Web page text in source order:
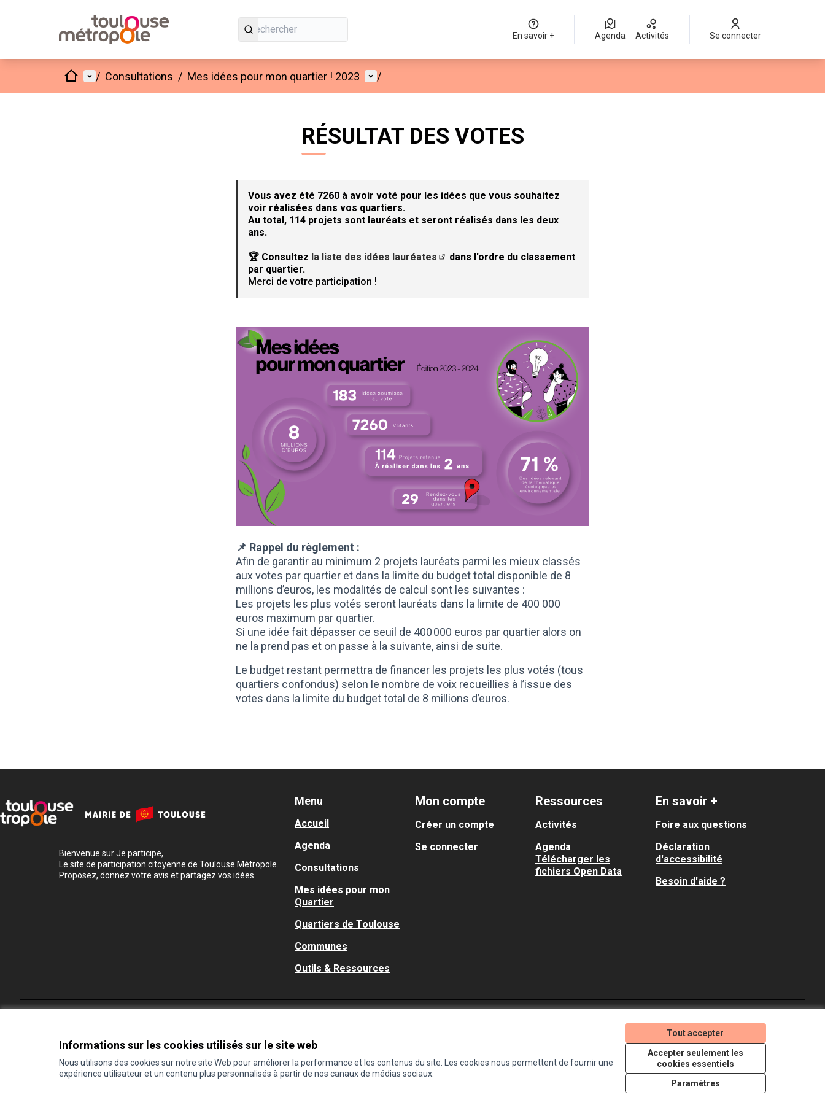
Informations sur les cookies utilisés sur le site web
Nous utilisons des cookies sur notre site Web pour améliorer la performance et les contenus du site. Les cookies nous permettent de fournir une
expérience utilisateur et un contenu plus personnalisés à partir de nos canaux de médias sociaux.
Tout accepter
Accepter seulement les
cookies essentiels
Paramètres
En savoir + Agenda Activités Se connecter
AccueilMenu principal
/ Consultations / Mes idées pour mon quartier ! 2023 Menu utilisateur
/
RÉSULTAT DES VOTES
Vous avez été 7260 à avoir voté pour les idées que vous souhaitez
voir réalisées dans vos quartiers.
Au total, 114 projets sont lauréats et seront réalisés dans les deux
ans.
🏆 Consultez la liste des idées lauréates
dans l'ordre du classement
par quartier.
Merci de votre participation !
📌 Rappel du règlement :
Afin de garantir au minimum 2 projets lauréats parmi les mieux classés
aux votes par quartier et dans la limite du budget total disponible de 8
millions d’euros, les modalités de calcul sont les suivantes :
Les projets les plus votés seront lauréats dans la limite de 400 000
euros maximum par quartier.
Si une idée fait dépasser ce seuil de 400 000 euros par quartier alors on
ne la prend pas et on passe à la suivante, ainsi de suite.
Le budget restant permettra de financer les projets les plus votés (tous
quartiers confondus) selon le nombre de voix recueillies à l’issue des
votes dans la limite du budget total de 8 millions d’euros.
Bienvenue sur Je participe,
Le site de participation citoyenne de Toulouse Métropole.
Proposez, donnez votre avis et partagez vos idées.
Menu
Accueil
Agenda
Consultations
Mes idées pour mon
Quartier
Quartiers de Toulouse
Communes
Outils & Ressources
Mon compte
Créer un compte
Se connecter
Ressources
Activités
Agenda
Télécharger les
fichiers Open Data
En savoir +
Foire aux questions
Déclaration
d'accessibilité
Besoin d'aide ?
(Lien externe)
(Lien externe)
(Lien externe)
Licence Creative
(Lien externe)